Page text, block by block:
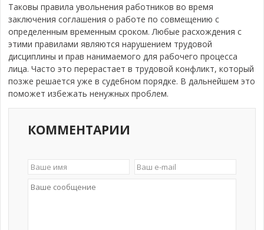
Таковы правила увольнения работников во время
заключения соглашения о работе по совмещению с
определенным временным сроком. Любые расхождения с
этими правилами являются нарушением трудовой
дисциплины и прав нанимаемого для рабочего процесса
лица. Часто это перерастает в трудовой конфликт, который
позже решается уже в судебном порядке. В дальнейшем это
поможет избежать ненужных проблем.
КОММЕНТАРИИ